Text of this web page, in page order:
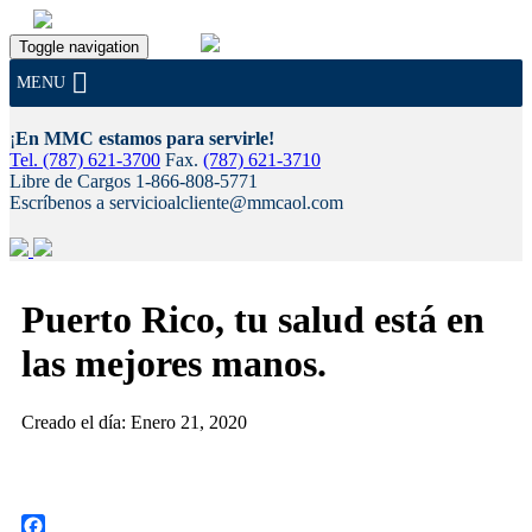
Toggle navigation
MENU
¡En MMC estamos para servirle!
Tel. (787) 621-3700 Fax. (787) 621-3710
Libre de Cargos 1-866-808-5771
Escríbenos a servicioalcliente@mmcaol.com
content
Puerto Rico, tu salud está en
las mejores manos.
Creado el día: Enero 21, 2020